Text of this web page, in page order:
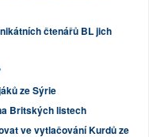
čtenářů BL jich
ze Sýrie
Britských listech
ve vytlačování Kurdů ze